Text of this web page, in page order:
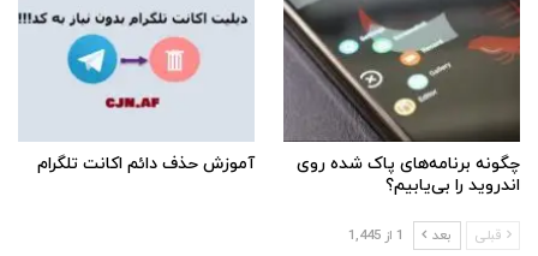
چگونه برنامه‌های پاک شده روی
اندروید را بی‌یابیم؟
آموزش حذف دائم اکانت تلگرام
قبلی بعد 1 از 1,445